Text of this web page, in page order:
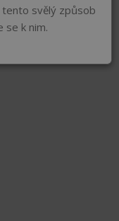
tento svělý způsob
se k nim.